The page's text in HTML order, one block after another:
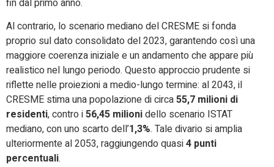
Al contrario, lo scenario mediano del CRESME si fonda
proprio sul dato consolidato del 2023, garantendo così una
maggiore coerenza iniziale e un andamento che appare più
realistico nel lungo periodo. Questo approccio prudente si
riflette nelle proiezioni a medio-lungo termine: al 2043, il
CRESME stima una popolazione di circa55,7 milioni di
residenti, contro i56,45 milionidello scenario ISTAT
mediano, con uno scarto dell’1,3%. Tale divario si amplia
ulteriormente al 2053, raggiungendo quasi4 punti
percentuali.